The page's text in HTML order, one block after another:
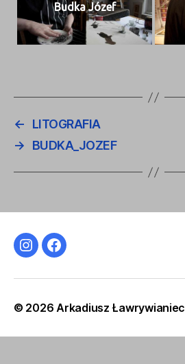
Bud­ka Józef
←
LITOGRAFIA
→
BUDKA_JOZEF
InstagramFacebook
© 2026Arkadiusz Ławrywianiec